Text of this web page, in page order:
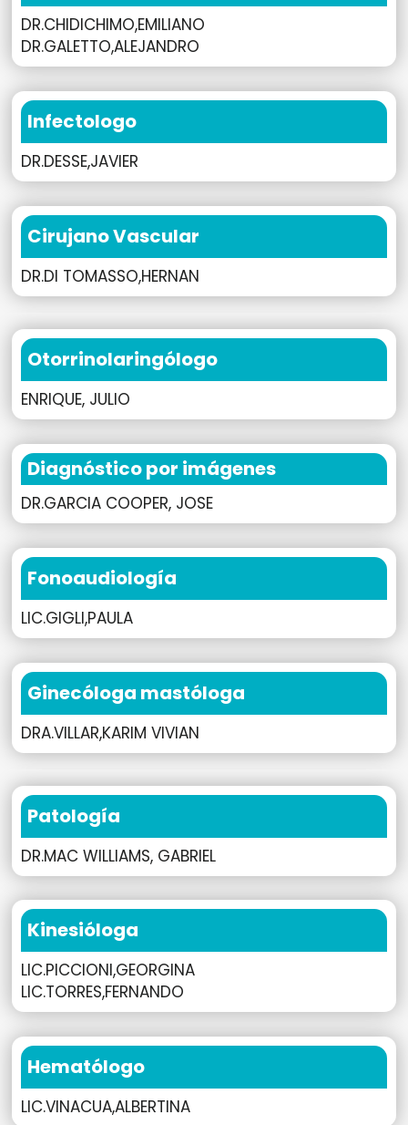
DR.CHIDICHIMO,EMILIANO
DR.GALETTO,ALEJANDRO
Infectologo
DR.DESSE,JAVIER
Cirujano Vascular
DR.DI TOMASSO,HERNAN
Otorrinolaringólogo
ENRIQUE, JULIO
Diagnóstico por imágenes
DR.GARCIA COOPER, JOSE
Fonoaudiología
LIC.GIGLI,PAULA
Ginecóloga mastóloga
DRA.VILLAR,KARIM VIVIAN
Patología
DR.MAC WILLIAMS, GABRIEL
Kinesióloga
LIC.PICCIONI,GEORGINA
LIC.TORRES,FERNANDO
Hematólogo
LIC.VINACUA,ALBERTINA